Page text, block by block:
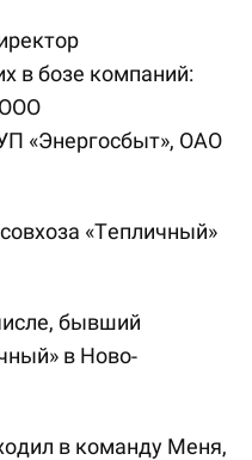
в бозе компаний:
«Энергосбыт», ОАО
«Тепличный»
бывший
в Ново-
в команду Меня,